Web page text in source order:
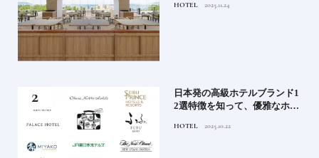
ィホテルまでご紹介【前編】
HOTEL 2025.11.24
日本発の高級ホテルブランド1
2選特徴を知って、優雅なホテ
ンド大解剖①
HOTEL 2025.10.22